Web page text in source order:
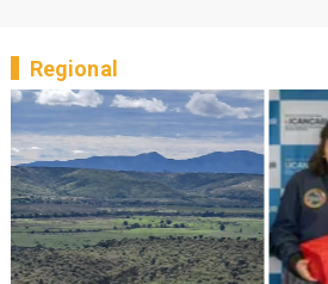
Regional